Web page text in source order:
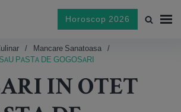
Horoscop 2026
Mancare Sanatoasa
PASTA DE GOGOSARI
IN OTET